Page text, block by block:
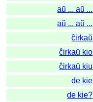
aŭ ... aŭ ...
aŭ ... aŭ ...
ĉirkaŭ
ĉirkaŭ kio
ĉirkaŭ kiu
de kie
de kie?